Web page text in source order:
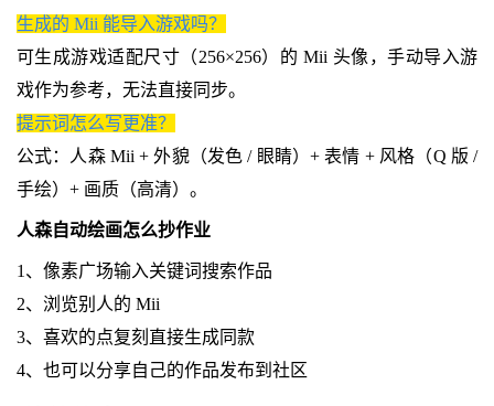
生成的 Mii 能导入游戏吗？
可生成游戏适配尺寸（256×256）的 Mii 头像，手动导入游
戏作为参考，无法直接同步。
提示词怎么写更准？
公式：人森 Mii + 外貌（发色 / 眼睛）+ 表情 + 风格（Q 版 /
手绘）+ 画质（高清）。
人森自动绘画怎么抄作业
1、像素广场输入关键词搜索作品
2、浏览别人的 Mii
3、喜欢的点复刻直接生成同款
4、也可以分享自己的作品发布到社区